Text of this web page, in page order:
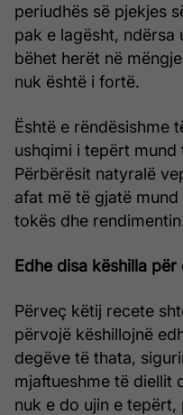
periudhës së pjekjes
pak e lagësht, ndërsa
bëhet herët në
nuk është i fortë.
Është e rëndësishme
ushqimi i tepërt
Përbërësit natyralë
afat më të gjatë
tokës dhe
Edhe disa këshilla
Përveç këtij recete
përvojë këshillojnë
degëve të thata,
mjaftueshme të diellit
nuk e do ujin e tepërt,